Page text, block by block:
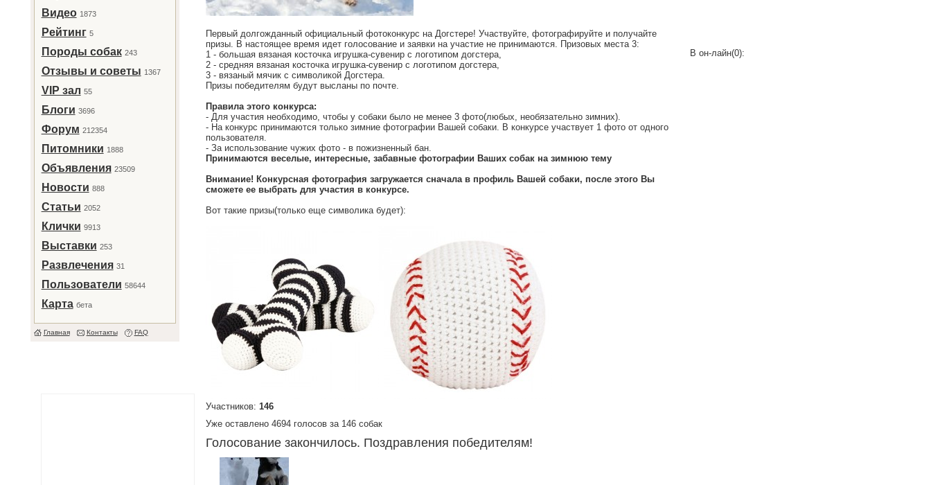
Видео 1873
Рейтинг 5
Породы собак 243
Отзывы и советы 1367
VIP зал 55
Блоги 3696
Форум 212354
Питомники 1888
Объявления 23509
Новости 888
Статьи 2052
Клички 9913
Выставки 253
Развлечения 31
Пользователи 58644
Карта бета
Главная Контакты FAQ
Первый долгожданный официальный фотоконкурс на Догстере! Участвуйте, фотографируйте и получайте
призы. В настоящее время идет голосование и заявки на участие не принимаются. Призовых места 3:
1 - большая вязаная косточка игрушка-сувенир с логотипом догстера,
2 - средняя вязаная косточка игрушка-сувенир с логотипом догстера,
3 - вязаный мячик с символикой Догстера.
Призы победителям будут высланы по почте.
Правила этого конкурса:
- Для участия необходимо, чтобы у собаки было не менее 3 фото(любых, необязательно зимних).
- На конкурс принимаются только зимние фотографии Вашей собаки. В конкурсе участвует 1 фото от одного
пользователя.
- За использование чужих фото - в пожизненный бан.
Принимаются веселые, интересные, забавные фотографии Ваших собак на зимнюю тему
Внимание! Конкурсная фотография загружается сначала в профиль Вашей собаки, после этого Вы
сможете ее выбрать для участия в конкурсе.
Вот такие призы(только еще символика будет):
Участников:146
Уже оставлено 4694 голосов за 146 собак
Голосование закончилось. Поздравления победителям!
В он-лайн(0):